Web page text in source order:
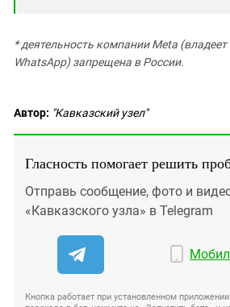
* деятельность компании Meta
WhatsApp) запрещена в России.
Автор: "Кавказский узел"
Гласность помогает решить
Отправь сообщение, фото и
«Кавказского узла» в Telegram
Кнопка работает при установленном